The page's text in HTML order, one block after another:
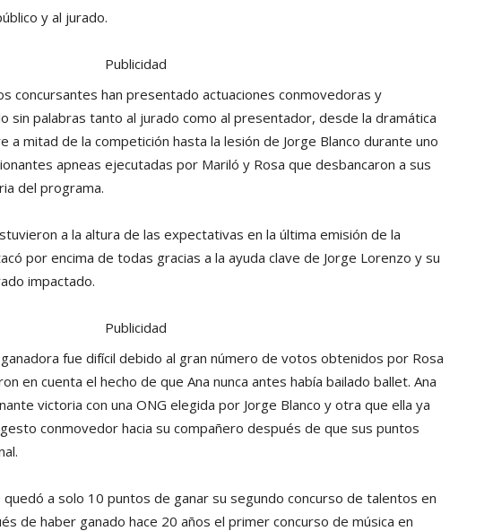
y al jurado.
Publicidad
concursantes han presentado actuaciones conmovedoras y
sin palabras tanto al jurado como al presentador, desde la dramática
a mitad de la competición hasta la lesión de Jorge Blanco durante uno
apneas ejecutadas por Mariló y Rosa que desbancaron a sus
del programa.
a la altura de las expectativas en la última emisión de la
por encima de todas gracias a la ayuda clave de Jorge Lorenzo y su
impactado.
Publicidad
fue difícil debido al gran número de votos obtenidos por Rosa
en cuenta el hecho de que Ana nunca antes había bailado ballet. Ana
victoria con una ONG elegida por Jorge Blanco y otra que ella ya
conmovedor hacia su compañero después de que sus puntos
a solo 10 puntos de ganar su segundo concurso de talentos en
de haber ganado hace 20 años el primer concurso de música en